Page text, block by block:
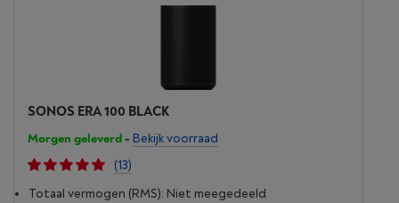
Ga van uitpakken naar ongelofelijk geluid in maar
stopcontact, verbind je telefoon of tablet met wifi en
open de Sonos-app.
SONOS ERA 100 BLACK
Morgen geleverd- Bekijk voorraad
(13)
Totaal vermogen (RMS): Niet meegedeeld